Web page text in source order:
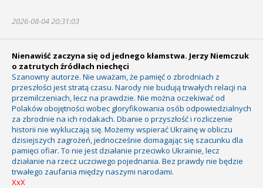
2026-08-04 20:31:03
Nienawiść zaczyna się od jednego kłamstwa. Jerzy Niemczuk
o zatrutych źródłach niechęci
Szanowny autorze. Nie uważam, że pamięć o zbrodniach z
przeszłości jest stratą czasu. Narody nie budują trwałych relacji na
przemilczeniach, lecz na prawdzie. Nie można oczekiwać od
Polaków obojętności wobec gloryfikowania osób odpowiedzialnych
za zbrodnie na ich rodakach. Dbanie o przyszłość i rozliczenie
historii nie wykluczają się. Możemy wspierać Ukrainę w obliczu
dzisiejszych zagrożeń, jednocześnie domagając się szacunku dla
pamięci ofiar. To nie jest działanie przeciwko Ukrainie, lecz
działanie na rzecz uczciwego pojednania. Bez prawdy nie będzie
trwałego zaufania między naszymi narodami.
XxX